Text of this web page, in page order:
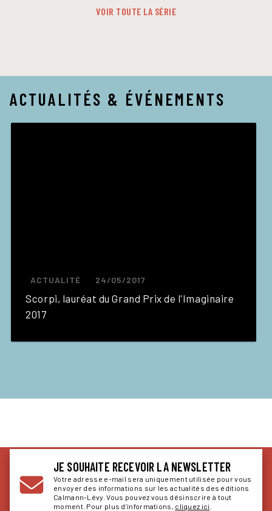
VOIR TOUTE LA SÉRIE
ACTUALITÉS & ÉVÉNEMENTS
ACTUALITÉ 24/05/2017
Scorpi, lauréat du Grand Prix de l'Imaginaire
2017
JE SOUHAITE RECEVOIR LA NEWSLETTER
Votre adresse e-mail sera uniquement utilisée pour vous
envoyer des informations sur les actualités des éditions
Calmann-Lévy. Vous pouvez vous désinscrire à tout
moment. Pour plus d’informations, cliquez ici